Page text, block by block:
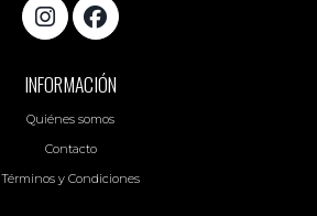
INFORMACIÓN
Quiénes somos
Contacto
Términos y Condiciones